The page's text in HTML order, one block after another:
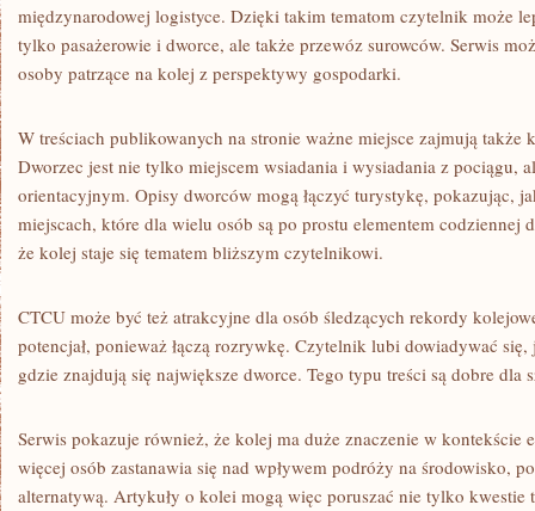
międzynarodowej logistyce. Dzięki takim tematom czytelnik może
tylko pasażerowie i dworce, ale także przewóz surowców. Serwis
osoby patrzące na kolej z perspektywy gospodarki.
W treściach publikowanych na stronie ważne miejsce zajmują także
Dworzec jest nie tylko miejscem wsiadania i wysiadania z pociągu,
orientacyjnym. Opisy dworców mogą łączyć turystykę, pokazując,
miejscach, które dla wielu osób są po prostu elementem codziennej
że kolej staje się tematem bliższym czytelnikowi.
CTCU może być też atrakcyjne dla osób śledzących rekordy
potencjał, ponieważ łączą rozrywkę. Czytelnik lubi dowiadywać się,
gdzie znajdują się największe dworce. Tego typu treści są dobre dla
Serwis pokazuje również, że kolej ma duże znaczenie w kontekście
więcej osób zastanawia się nad wpływem podróży na środowisko,
alternatywą. Artykuły o kolei mogą więc poruszać nie tylko kwestie